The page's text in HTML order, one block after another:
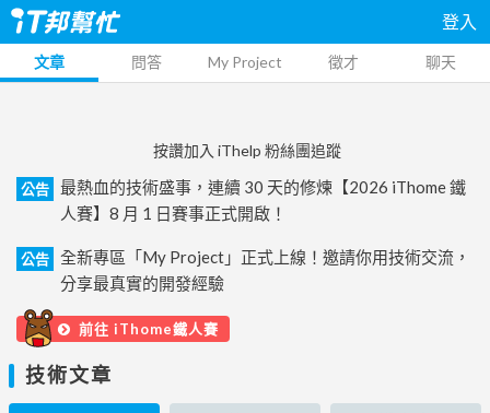
登入
文章 問答 My Project 徵才 聊天
按讚加入 iThelp 粉絲團追蹤
公告
最熱血的技術盛事，連續 30 天的修煉【2026 iThome 鐵
人賽】8 月 1 日賽事正式開啟！
公告
全新專區「My Project」正式上線！邀請你用技術交流，
分享最真實的開發經驗
前往 iThome鐵人賽
技術文章